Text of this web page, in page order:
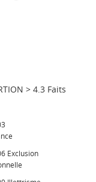
> 4.3 Faits
Exclusion